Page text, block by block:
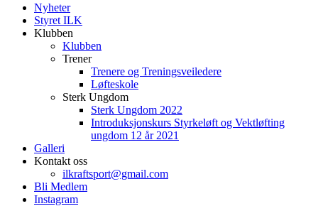
Nyheter
Styret ILK
Klubben
Klubben
Trener
Trenere og Treningsveiledere
Løfteskole
Sterk Ungdom
Sterk Ungdom 2022
Introduksjonskurs Styrkeløft og Vektløfting
ungdom 12 år 2021
Galleri
Kontakt oss
ilkraftsport@gmail.com
Bli Medlem
Instagram